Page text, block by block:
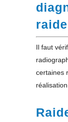
Il faut
certaines